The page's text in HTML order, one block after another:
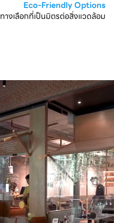
Eco-Friendly Options
ทางเลือกที่เป็นมิตรต่อสิ่งแวดล้อม